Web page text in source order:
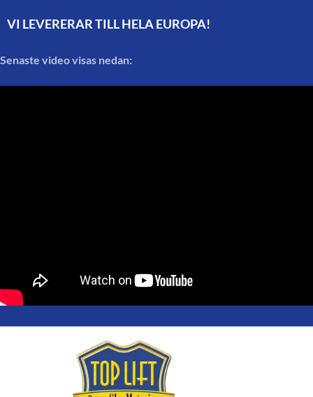
VI LEVERERAR TILL HELA EUROPA!
Senaste video visas nedan: